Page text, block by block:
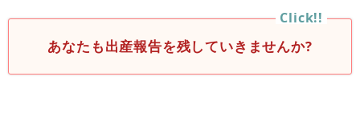
あなたも出産報告を残していきませんか?